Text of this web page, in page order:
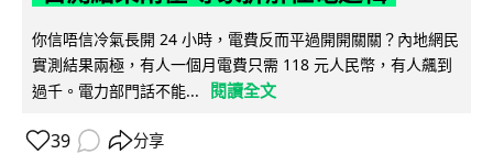
你信唔信冷氣長開 24 小時，電費反而平過開開關關？內地網民
實測結果兩極，有人一個月電費只需 118 元人民幣，有人飆到
過千。電力部門話不能...
閱讀全文
39 分享